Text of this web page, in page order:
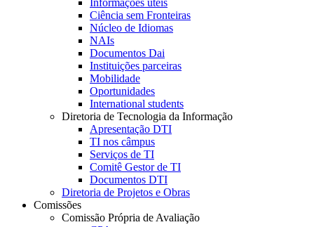
Informações úteis
Ciência sem Fronteiras
Núcleo de Idiomas
NAIs
Documentos Dai
Instituições parceiras
Mobilidade
Oportunidades
International students
Diretoria de Tecnologia da Informação
Apresentação DTI
TI nos câmpus
Serviços de TI
Comitê Gestor de TI
Documentos DTI
Diretoria de Projetos e Obras
Comissões
Comissão Própria de Avaliação